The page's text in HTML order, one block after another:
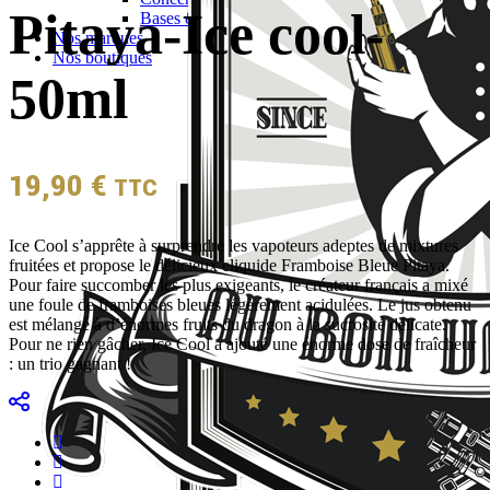
Bases & boosters
Nos marques
Nos boutiques
Pitaya-Ice cool-
50ml
19,90 € TTC
Ice Cool s’apprête à surprendre les vapoteurs adeptes de mixtures
fruitées et propose le délicieux eliquide Framboise Bleue Pitaya.
Pour faire succomber les plus exigeants, le créateur français a mixé
une foule de framboises bleues légèrement acidulées. Le jus obtenu
est mélangé à d’énormes fruits du dragon à la sucrosité délicate.
Pour ne rien gâcher, Ice Cool a ajouté une énorme dose de fraîcheur
: un trio gagnant !